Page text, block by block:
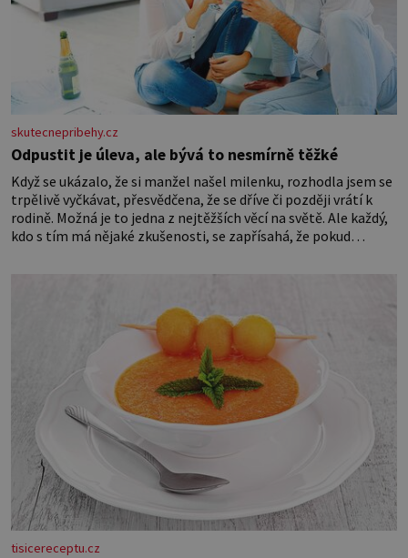
skutecnepribehy.cz
Odpustit je úleva, ale bývá to nesmírně těžké
Když se ukázalo, že si manžel našel milenku, rozhodla jsem se
trpělivě vyčkávat, přesvědčena, že se dříve či později vrátí k
rodině. Možná je to jedna z nejtěžších věcí na světě. Ale každý,
kdo s tím má nějaké zkušenosti, se zapřísahá, že pokud
tisicereceptu.cz